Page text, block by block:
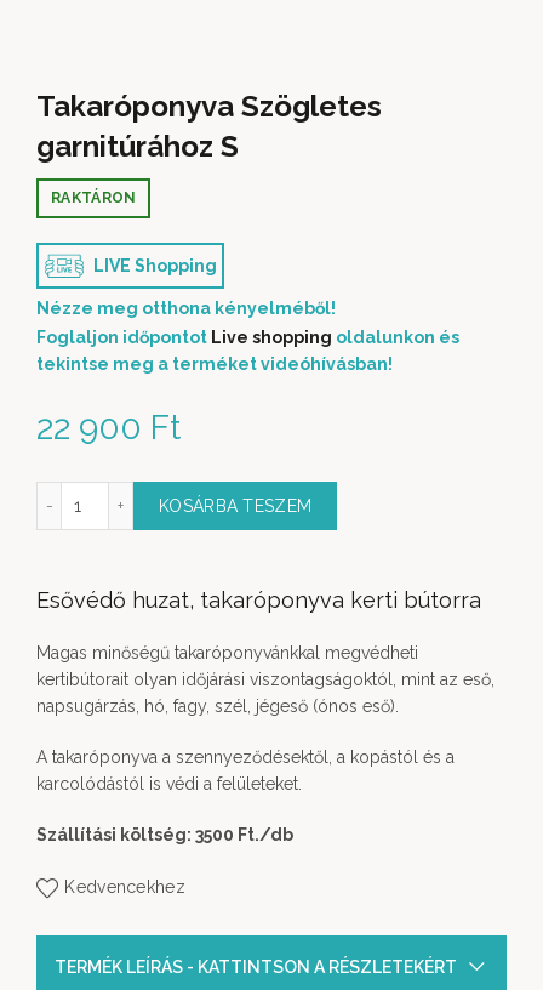
Takaróponyva Szögletes
garnitúrához S
22 900 Ft
RAKTÁRON
LIVE Shopping
Nézze meg otthona kényelméből!
Foglaljon időpontot Live shopping oldalunkon és
tekintse meg a terméket videóhívásban!
garnitúrához S mennyiség
KOSÁRBA TESZEM
Esővédő huzat, takaróponyva kerti bútorra
Magas minőségű takaróponyvánkkal megvédheti
kertibútorait olyan időjárási viszontagságoktól, mint az eső,
napsugárzás, hó, fagy, szél, jégeső (ónos eső).
A takaróponyva a szennyeződésektől, a kopástól és a
karcolódástól is védi a felületeket.
Szállítási költség: 3500 Ft./db
Kedvencekhez
TERMÉK LEÍRÁS - KATTINTSON A RÉSZLETEKÉRT